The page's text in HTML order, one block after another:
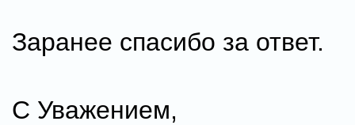
Заранее спасибо за ответ.
С Уважением,